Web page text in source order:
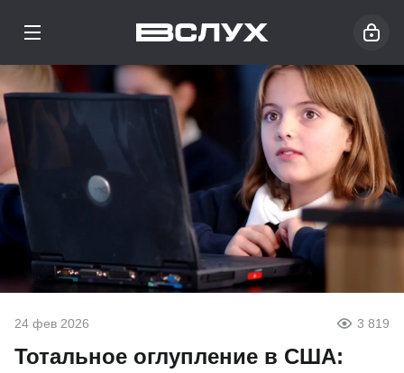
24 фев 2026 3 819
Тотальное оглупление в США: